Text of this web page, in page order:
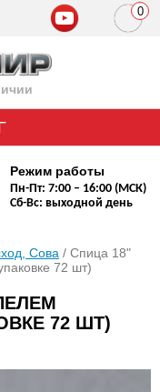
Режим работы
Пн-Пт: 7:00 – 16:00 (МСК)
Сб-Вс: выходной день
0
Сова / Спица 18"
72 шт)
72 ШТ)